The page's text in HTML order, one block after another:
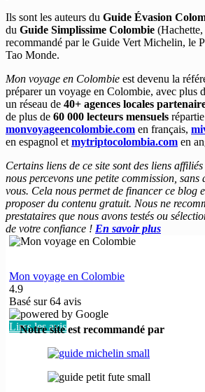
Ils sont les auteurs du Guide Évasion
du Guide Simplissime Colombie
recommandé par le Guide Vert Michelin, le
Tao Monde.
Mon voyage en Colombie est devenu la
préparer un voyage en Colombie, avec plus
un réseau de 40+ agences locales
de plus de 60 000 lecteurs mensuels
monvoyageencolombie.com en français,
en espagnol et mytriptocolombia.com en
Certains liens de ce site sont des liens
nous percevons une petite commission,
vous. Cela nous permet de financer ce blog
proposer du contenu gratuit. Nous ne
prestataires que nous avons testés ou
de votre confiance ! En savoir plus
Mon voyage en Colombie
4.9
Basé sur64 avis
Lires les avis
Notre site est recommandé par